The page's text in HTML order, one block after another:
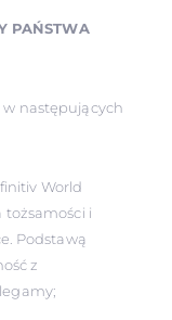
PAŃSTWA
następujących
World
tożsamości i
Podstawą
z